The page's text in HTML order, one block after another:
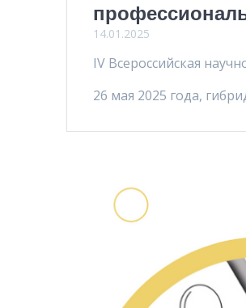
14.01.2025
IV Всероссийская
26 мая 2025 года,